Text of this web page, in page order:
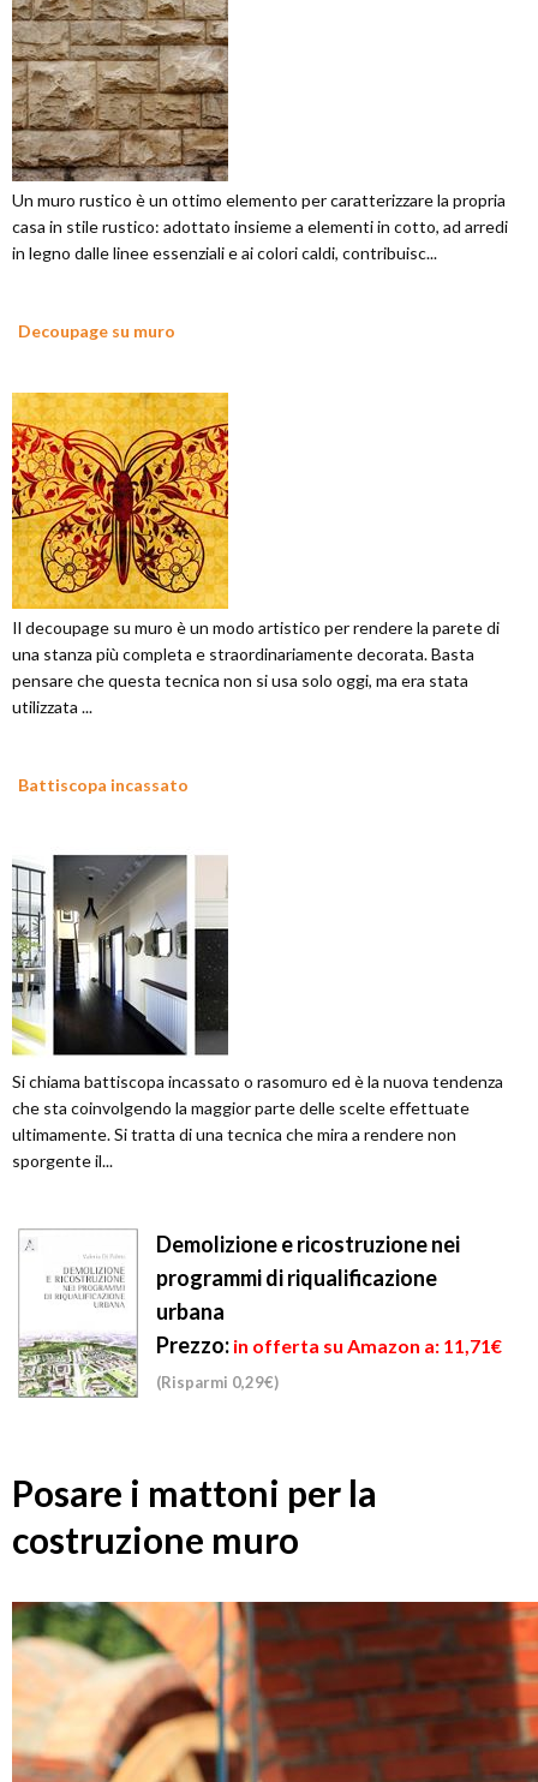
Un muro rustico è un ottimo elemento per caratterizzare la propria
casa in stile rustico: adottato insieme a elementi in cotto, ad arredi
in legno dalle linee essenziali e ai colori caldi, contribuisc...
Decoupage su muro
Il decoupage su muro è un modo artistico per rendere la parete di
una stanza più completa e straordinariamente decorata. Basta
pensare che questa tecnica non si usa solo oggi, ma era stata
utilizzata ...
Battiscopa incassato
Si chiama battiscopa incassato o rasomuro ed è la nuova tendenza
che sta coinvolgendo la maggior parte delle scelte effettuate
ultimamente. Si tratta di una tecnica che mira a rendere non
sporgente il...
Demolizione e ricostruzione nei
programmi di riqualificazione
urbana
Prezzo: in offerta su Amazon a: 11,71€
(Risparmi 0,29€)
Posare i mattoni per la
costruzione muro